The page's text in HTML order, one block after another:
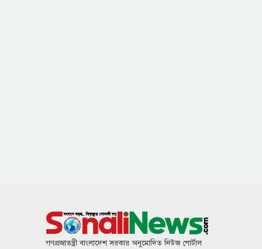
গণপ্রজাতন্ত্রী বাংলাদেশ সরকার অনুমোদিত নিউজ পোর্টাল